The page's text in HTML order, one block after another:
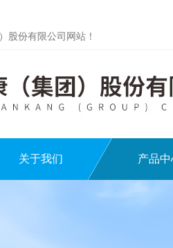
股份有限公司网站！
关于我们 产品中